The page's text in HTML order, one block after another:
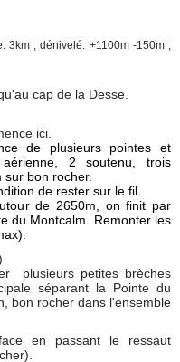
3km ; dénivelé: +1100m -150m ;
cap de la Desse.
ici.
de plusieurs pointes et
2 soutenu, trois
bon rocher.
de rester sur le fil.
de 2650m, on finit par
du Montcalm. Remonter les
plusieurs petites brèches
séparant la Pointe du
bon rocher dans l'ensemble
en passant le ressaut